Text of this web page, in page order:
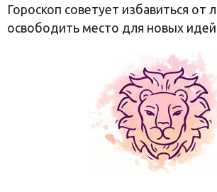
Гороскоп советует избавиться от
освободить место для новых